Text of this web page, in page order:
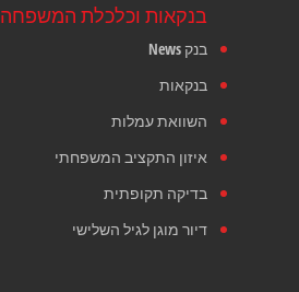
בנקאות וכלכלת המשפחה
בנק News
בנקאות
השוואת עמלות
איזון התקציב המשפחתי
בדיקה תקופתית
דיור מוגן לגיל השלישי